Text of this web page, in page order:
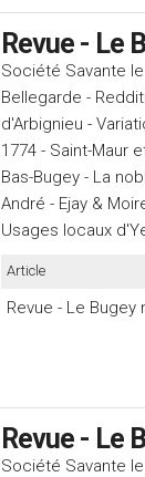
Revue - Le
Société Savante
Bellegarde -
d'Arbignieu -
1774 - Saint-Maur
Bas-Bugey - La
André - Ejay &
Usages locaux
Article
Revue - Le Bugey
Revue - Le
Société Savante